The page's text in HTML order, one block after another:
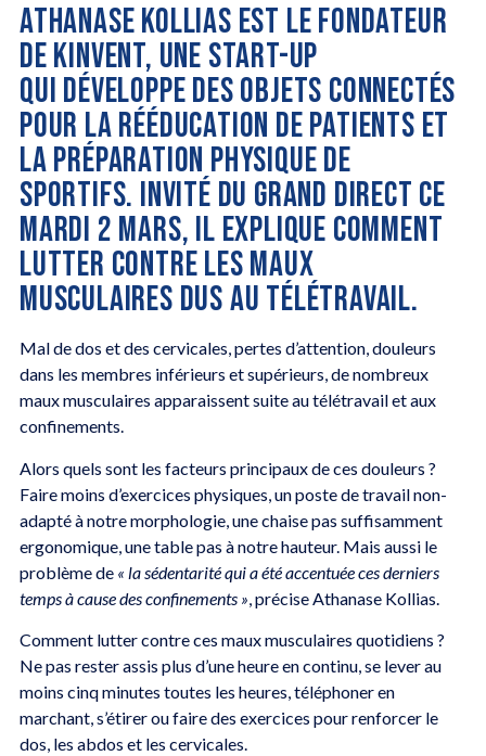
ATHANASE KOLLIAS EST LE FONDATEUR
DE KINVENT, UNE START-UP
QUI DÉVELOPPE DES OBJETS CONNECTÉS
POUR LA RÉÉDUCATION DE PATIENTS ET
LA PRÉPARATION PHYSIQUE DE
SPORTIFS. INVITÉ DU GRAND DIRECT CE
MARDI 2 MARS, IL EXPLIQUE COMMENT
LUTTER CONTRE LES MAUX
MUSCULAIRES DUS AU TÉLÉTRAVAIL.
Mal de dos et des cervicales, pertes d’attention, douleurs
dans les membres inférieurs et supérieurs, de nombreux
maux musculaires apparaissent suite au télétravail et aux
confinements.
Alors quels sont les facteurs principaux de ces douleurs ?
Faire moins d’exercices physiques, un poste de travail non-
adapté à notre morphologie, une chaise pas suffisamment
ergonomique, une table pas à notre hauteur. Mais aussi le
problème de « la sédentarité qui a été accentuée ces derniers
temps à cause des confinements » , précise Athanase Kollias.
Comment lutter contre ces maux musculaires quotidiens ?
Ne pas rester assis plus d’une heure en continu, se lever au
moins cinq minutes toutes les heures, téléphoner en
marchant, s’étirer ou faire des exercices pour renforcer le
dos, les abdos et les cervicales.